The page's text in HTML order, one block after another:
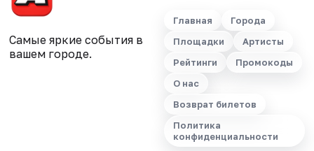
Самые яркие события в
вашем городе.
Главная
Города
Площадки
Артисты
Рейтинги
Промокоды
О нас
Возврат билетов
Политика
конфиденциальности